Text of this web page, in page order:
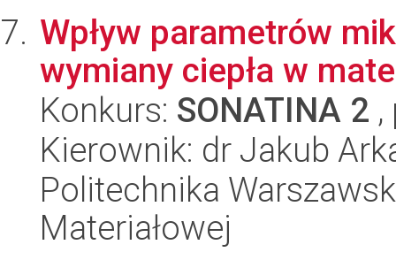
Wpływ parametrów
wymiany ciepła w
Konkurs: SONATINA 2
Kierownik: dr Jakub
Politechnika
Materiałowej